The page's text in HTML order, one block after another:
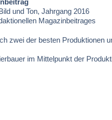
und Ton, Jahrgang 2016
Magazinbeitrages
zwei der besten Produktionen
im Mittelpunkt der